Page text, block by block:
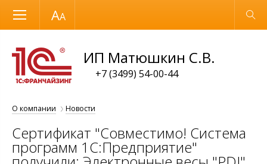
Размер шрифта Обычная версия
ИП Матюшкин С.В.
+7 (3499) 54-00-44
О компании Новости
Сертификат "Совместимо! Система
программ 1С:Предприятие"